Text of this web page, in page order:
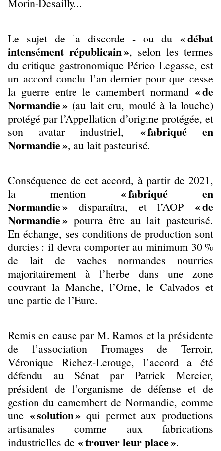
Morin-Desailly...
Le sujet de la discorde - ou du « débat
intensément républicain », selon les termes
du critique gastronomique Périco Legasse, est
un accord conclu l’an dernier pour que cesse
la guerre entre le camembert normand « de
Normandie » (au lait cru, moulé à la louche)
protégé par l’Appellation d’origine protégée, et
son avatar industriel, « fabriqué en
Normandie », au lait pasteurisé.
Conséquence de cet accord, à partir de 2021,
la mention « fabriqué en
Normandie » disparaîtra, et l’AOP « de
Normandie » pourra être au lait pasteurisé.
En échange, ses conditions de production sont
durcies : il devra comporter au minimum 30 %
de lait de vaches normandes nourries
majoritairement à l’herbe dans une zone
couvrant la Manche, l’Orne, le Calvados et
une partie de l’Eure.
Remis en cause par M. Ramos et la présidente
de l’association Fromages de Terroir,
Véronique Richez-Lerouge, l’accord a été
défendu au Sénat par Patrick Mercier,
président de l’organisme de défense et de
gestion du camembert de Normandie, comme
une « solution »qui permet aux productions
artisanales comme aux fabrications
industrielles de « trouver leur place ».